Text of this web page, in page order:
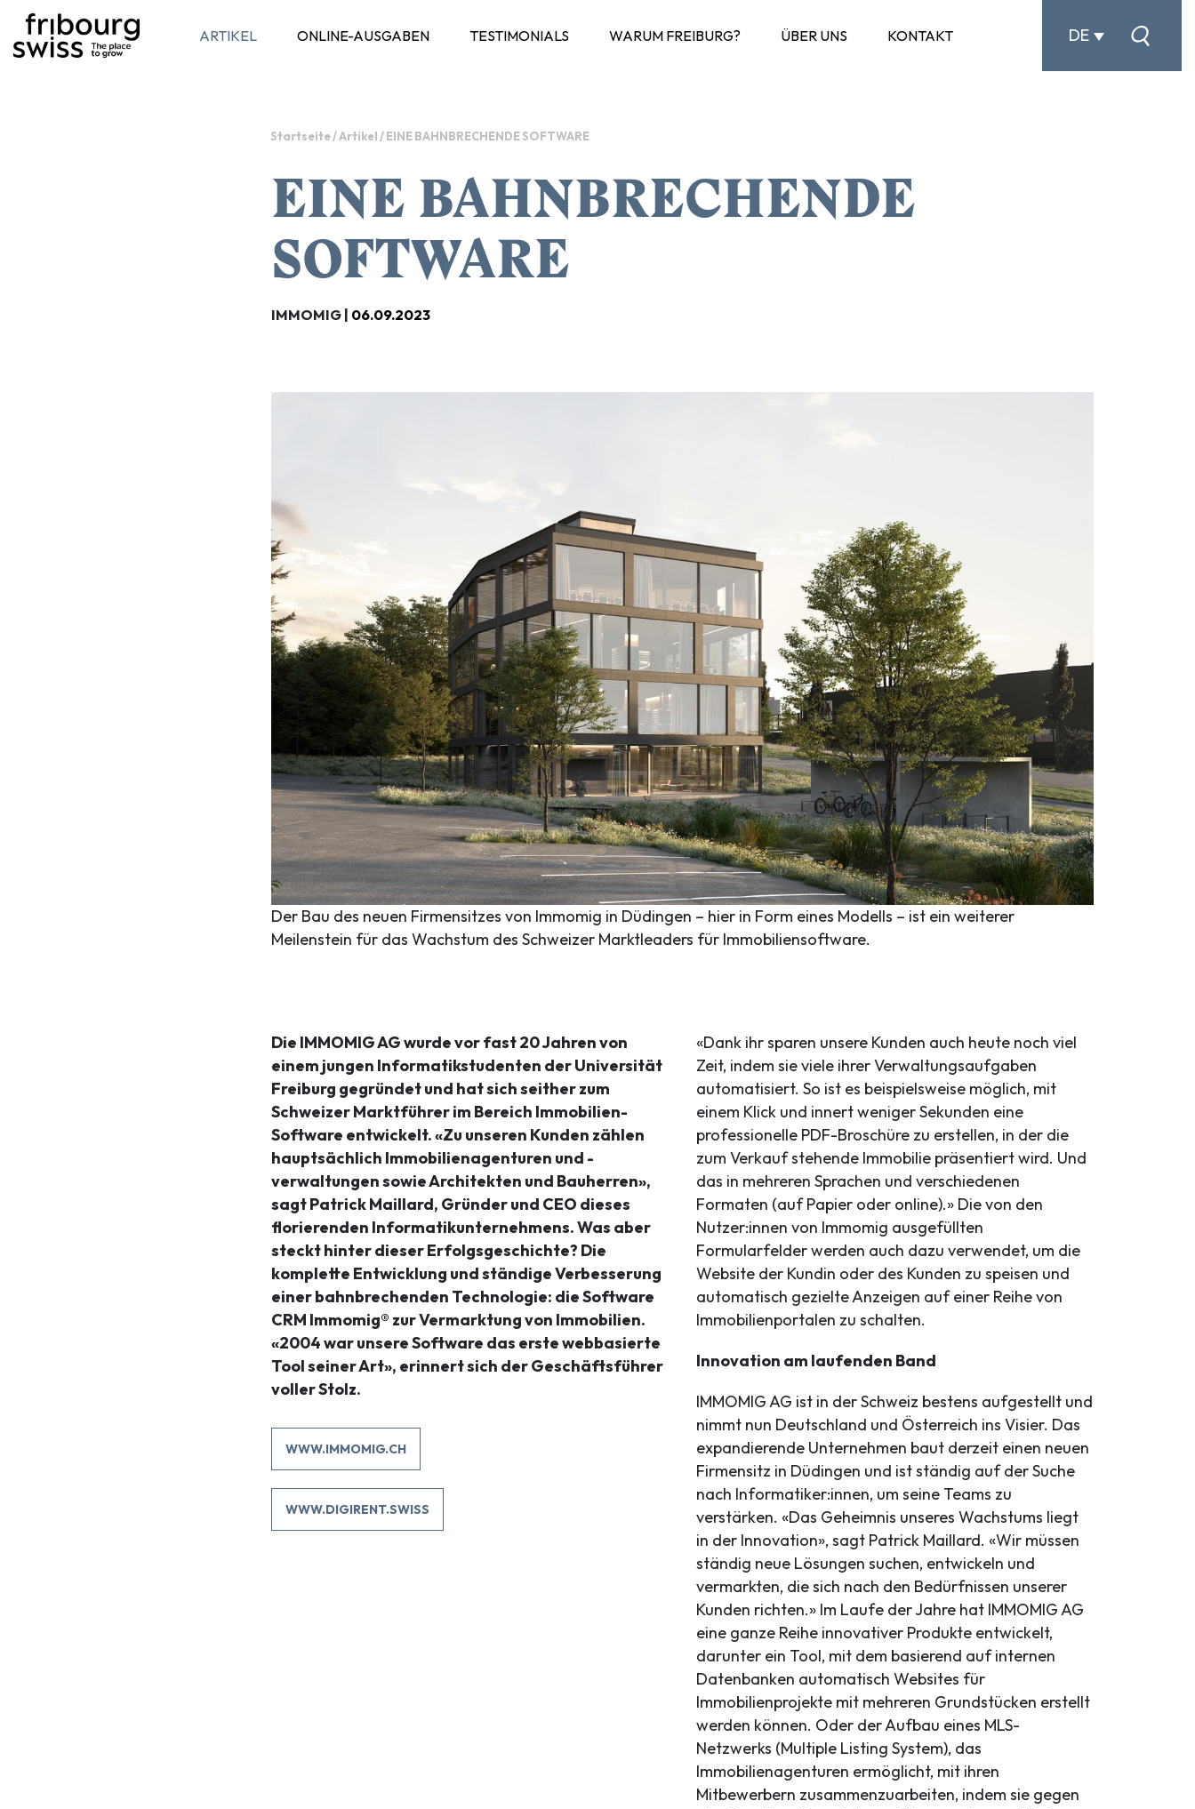
Toggle navigation
ARTIKEL ONLINE-AUSGABEN TESTIMONIALS WARUM FREIBURG? ÜBER UNS KONTAKT DE
Startseite/Artikel /EINE BAHNBRECHENDE SOFTWARE
EINE BAHNBRECHENDE
SOFTWARE
IMMOMIG | 06.09.2023
Der Bau des neuen Firmensitzes von Immomig in Düdingen – hier in Form eines Modells – ist ein weiterer
Meilenstein für das Wachstum des Schweizer Marktleaders für Immobiliensoftware.
Die IMMOMIG AG wurde vor fast 20 Jahren von
einem jungen Informatikstudenten der Universität
Freiburg gegründet und hat sich seither zum
Schweizer Marktführer im Bereich Immobilien-
Software entwickelt. «Zu unseren Kunden zählen
hauptsächlich Immobilienagenturen und -
verwaltungen sowie Architekten und Bauherren»,
sagt Patrick Maillard, Gründer und CEO dieses
florierenden Informatikunternehmens. Was aber
steckt hinter dieser Erfolgsgeschichte? Die
komplette Entwicklung und ständige Verbesserung
einer bahnbrechenden Technologie: die Software
CRM Immomig® zur Vermarktung von Immobilien.
«2004 war unsere Software das erste webbasierte
Tool seiner Art», erinnert sich der Geschäftsführer
voller Stolz.
WWW.IMMOMIG.CH
WWW.DIGIRENT.SWISS
«Dank ihr sparen unsere Kunden auch heute noch viel
Zeit, indem sie viele ihrer Verwaltungsaufgaben
automatisiert. So ist es beispielsweise möglich, mit
einem Klick und innert weniger Sekunden eine
professionelle PDF-Broschüre zu erstellen, in der die
zum Verkauf stehende Immobilie präsentiert wird. Und
das in mehreren Sprachen und verschiedenen
Formaten (auf Papier oder online).» Die von den
Nutzer:innen von Immomig ausgefüllten
Formularfelder werden auch dazu verwendet, um die
Website der Kundin oder des Kunden zu speisen und
automatisch gezielte Anzeigen auf einer Reihe von
Immobilienportalen zu schalten.
Innovation am laufenden Band
IMMOMIG AG ist in der Schweiz bestens aufgestellt und
nimmt nun Deutschland und Österreich ins Visier. Das
expandierende Unternehmen baut derzeit einen neuen
Firmensitz in Düdingen und ist ständig auf der Suche
nach Informatiker:innen, um seine Teams zu
verstärken. «Das Geheimnis unseres Wachstums liegt
in der Innovation», sagt Patrick Maillard. «Wir müssen
ständig neue Lösungen suchen, entwickeln und
vermarkten, die sich nach den Bedürfnissen unserer
Kunden richten.» Im Laufe der Jahre hat IMMOMIG AG
eine ganze Reihe innovativer Produkte entwickelt,
darunter ein Tool, mit dem basierend auf internen
Datenbanken automatisch Websites für
Immobilienprojekte mit mehreren Grundstücken erstellt
werden können. Oder der Aufbau eines MLS-
Netzwerks (Multiple Listing System), das
Immobilienagenturen ermöglicht, mit ihren
Mitbewerbern zusammenzuarbeiten, indem sie gegen